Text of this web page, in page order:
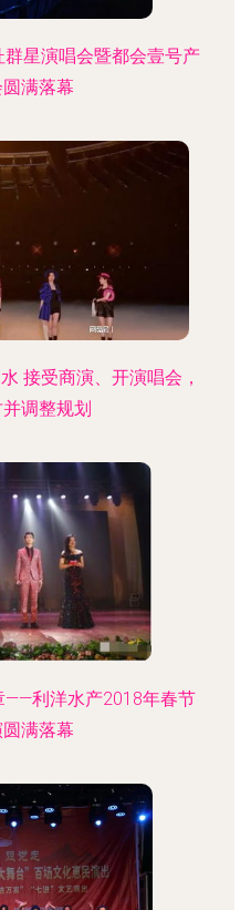
星演唱会暨都会壹号产
满落幕
接受商演、开演唱会，
调整规划
——利洋水产2018年春节
满落幕